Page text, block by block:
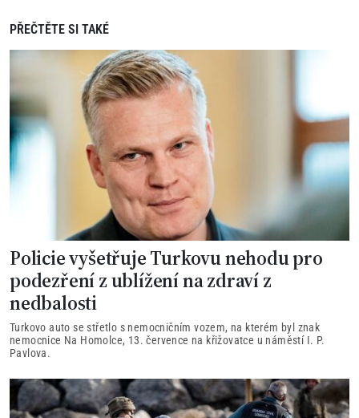
PŘEČTĚTE SI TAKÉ
Policie vyšetřuje Turkovu nehodu pro
podezření z ublížení na zdraví z
nedbalosti
Turkovo auto se střetlo s nemocničním vozem, na kterém byl znak
nemocnice Na Homolce, 13. července na křižovatce u náměstí I. P.
Pavlova.